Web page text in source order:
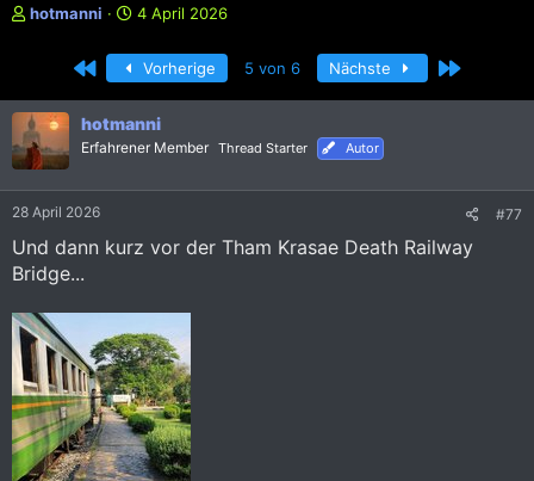
E
e
l
l
e
hotmanni
E
s
e
l
4 April 2026
Erste Vorherige 5 von 6 Nächste Letzte
hotmanni
Erfahrener Member Thread Starter Autor
28 April 2026 #77
Und dann kurz vor der Tham Krasae Death Railway
Bridge...